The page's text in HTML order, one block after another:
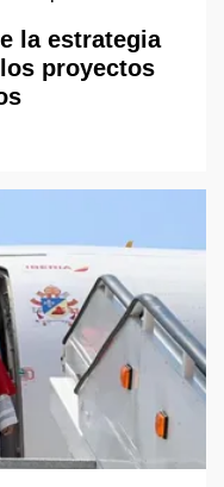
la estrategia
proyectos